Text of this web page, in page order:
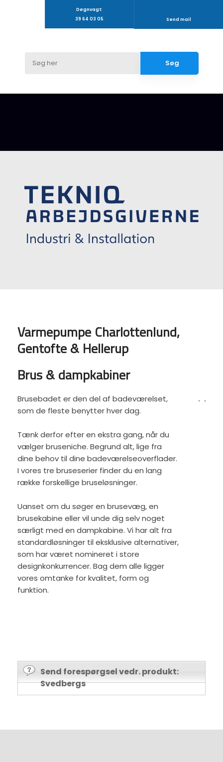
Døgnvagt:
39 64 03 05
Send mail
Varmepumpe Charlottenlund,
Gentofte & Hellerup
Brus & dampkabiner
Brusebadet er den del af badeværelset,
som de fleste benytter hver dag.
Tænk derfor efter en ekstra gang, når du
vælger bruseniche. Begrund alt, lige fra
dine behov til dine badeværelseoverflader.
I vores tre bruseserier finder du en lang
række forskellige bruseløsninger.
Uanset om du søger en brusevæg, en
brusekabine eller vil unde dig selv noget
særligt med en dampkabine. Vi har alt fra
standardløsninger til eksklusive alternativer,
som har været nomineret i store
designkonkurrencer. Bag dem alle ligger
vores omtanke for kvalitet, form og
funktion.
Send forespørgsel vedr. produkt:
Svedbergs